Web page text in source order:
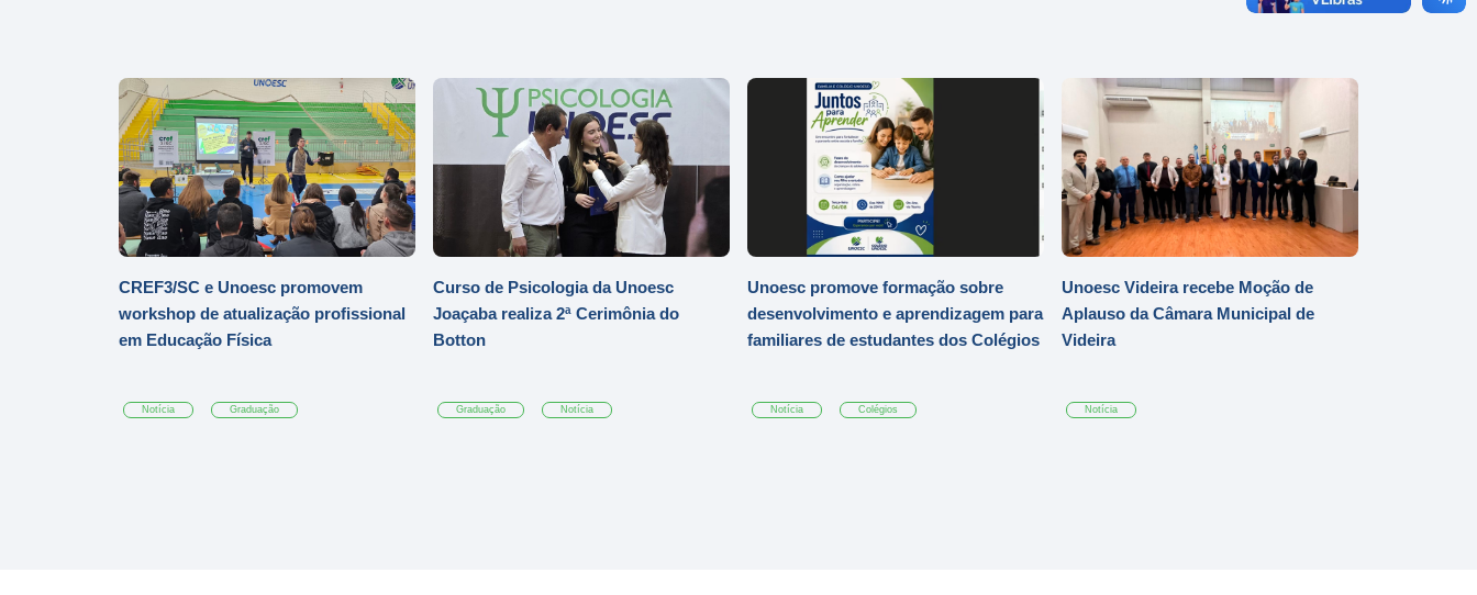
CREF3/SC e Unoesc promovem
workshop de atualização profissional
em Educação Física
Notícia Graduação
Curso de Psicologia da Unoesc
Joaçaba realiza 2ª Cerimônia do
Botton
Graduação Notícia
Unoesc promove formação sobre
desenvolvimento e aprendizagem para
familiares de estudantes dos Colégios
Notícia Colégios
Unoesc Videira recebe Moção de
Aplauso da Câmara Municipal de
Videira
Notícia